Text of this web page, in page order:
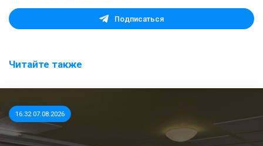
Подписаться
Читайте также
16:32 07.08.2026